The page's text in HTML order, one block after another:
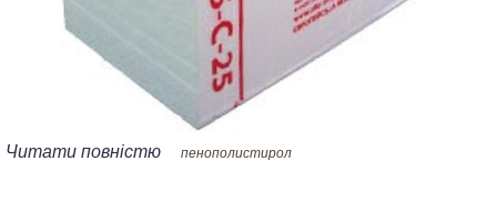
Читати повністю пенополистирол